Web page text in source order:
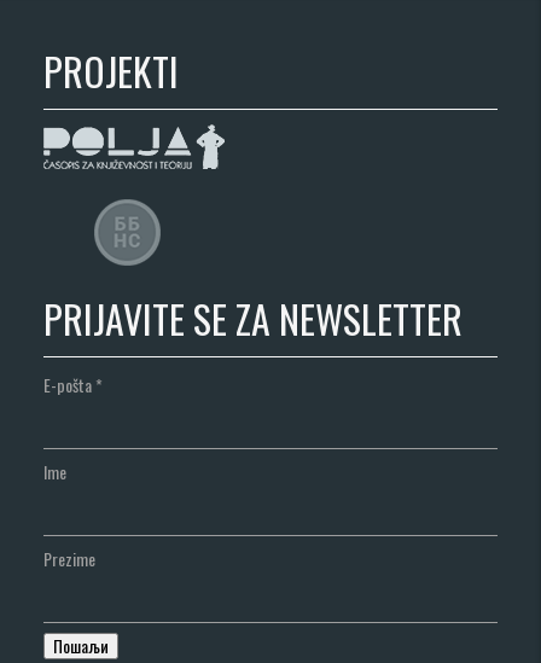
PROJEKTI
PRIJAVITE SE ZA NEWSLETTER
E-pošta*
Ime
Prezime